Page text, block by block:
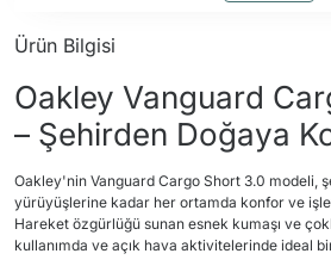
Ürün Bilgisi
Oakley Vanguard
– Şehirden Doğaya
Oakley'nin Vanguard Cargo Short 3.0 modeli,
yürüyüşlerine kadar her ortamda konfor ve
Hareket özgürlüğü sunan esnek kumaşı ve
kullanımda ve açık hava aktivitelerinde ideal